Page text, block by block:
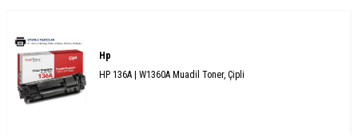
Hp
HP 136A | W1360A Muadil Toner, Çipli